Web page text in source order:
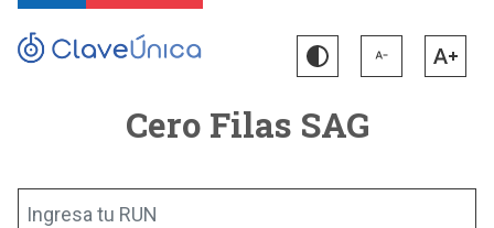
Cero Filas SAG
Ingresa tu RUN